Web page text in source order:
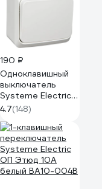
190 ₽
Одноклавишный
выключатель
Systeme Electric
ОП Этюд 10А IP20
белый BA10-001B
4.7(148)